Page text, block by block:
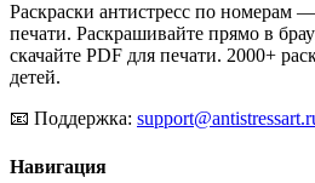
Раскраски антистресс по номерам
печати. Раскрашивайте прямо в
скачайте PDF для печати. 2000+
детей.
📧 Поддержка:
Навигация